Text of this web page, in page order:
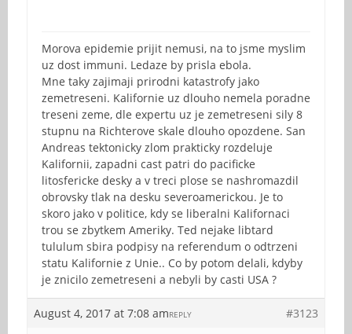
Morova epidemie prijit nemusi, na to jsme myslim
uz dost immuni. Ledaze by prisla ebola.
Mne taky zajimaji prirodni katastrofy jako
zemetreseni. Kalifornie uz dlouho nemela poradne
treseni zeme, dle expertu uz je zemetreseni sily 8
stupnu na Richterove skale dlouho opozdene. San
Andreas tektonicky zlom prakticky rozdeluje
Kalifornii, zapadni cast patri do pacificke
litosfericke desky a v treci plose se nashromazdil
obrovsky tlak na desku severoamerickou. Je to
skoro jako v politice, kdy se liberalni Kalifornaci
trou se zbytkem Ameriky. Ted nejake libtard
tululum sbira podpisy na referendum o odtrzeni
statu Kalifornie z Unie.. Co by potom delali, kdyby
je znicilo zemetreseni a nebyli by casti USA ?
August 4, 2017 at 7:08 am #3123
REPLY